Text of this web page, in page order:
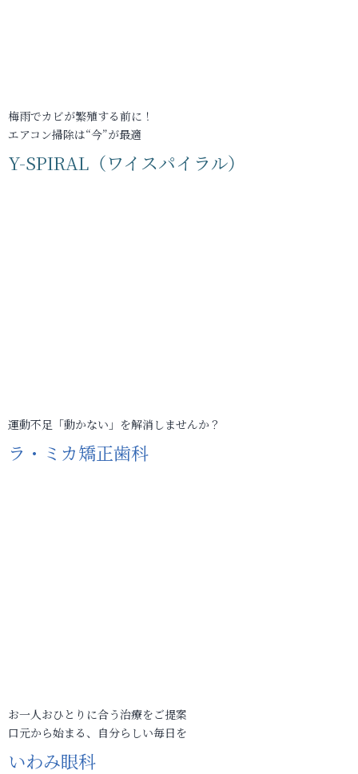
梅雨でカビが繁殖する前に！
エアコン掃除は“今”が最適
Y-SPIRAL（ワイスパイラル）
運動不足「動かない」を解消しませんか？
ラ・ミカ矯正歯科
お一人おひとりに合う治療をご提案
口元から始まる、自分らしい毎日を
いわみ眼科